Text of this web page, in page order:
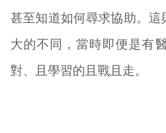
甚至知道如何尋求協助。
大的不同，當時即便是有
對、且學習的且戰且走。